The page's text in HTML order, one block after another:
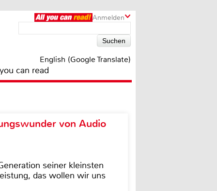
Anmelden
English (Google Translate)
can read
von Audio
seiner kleinsten
das wollen wir uns